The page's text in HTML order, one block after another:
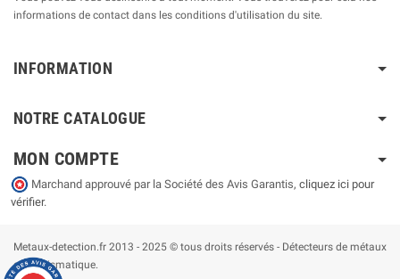
informations de contact dans les conditions d'utilisation du site.
INFORMATION
NOTRE CATALOGUE
MON COMPTE
Marchand approuvé par la Société des Avis Garantis, cliquez ici pour
vérifier.
Metaux-detection.fr 2013 - 2025 © tous droits réservés - Détecteurs de métaux
et numismatique.